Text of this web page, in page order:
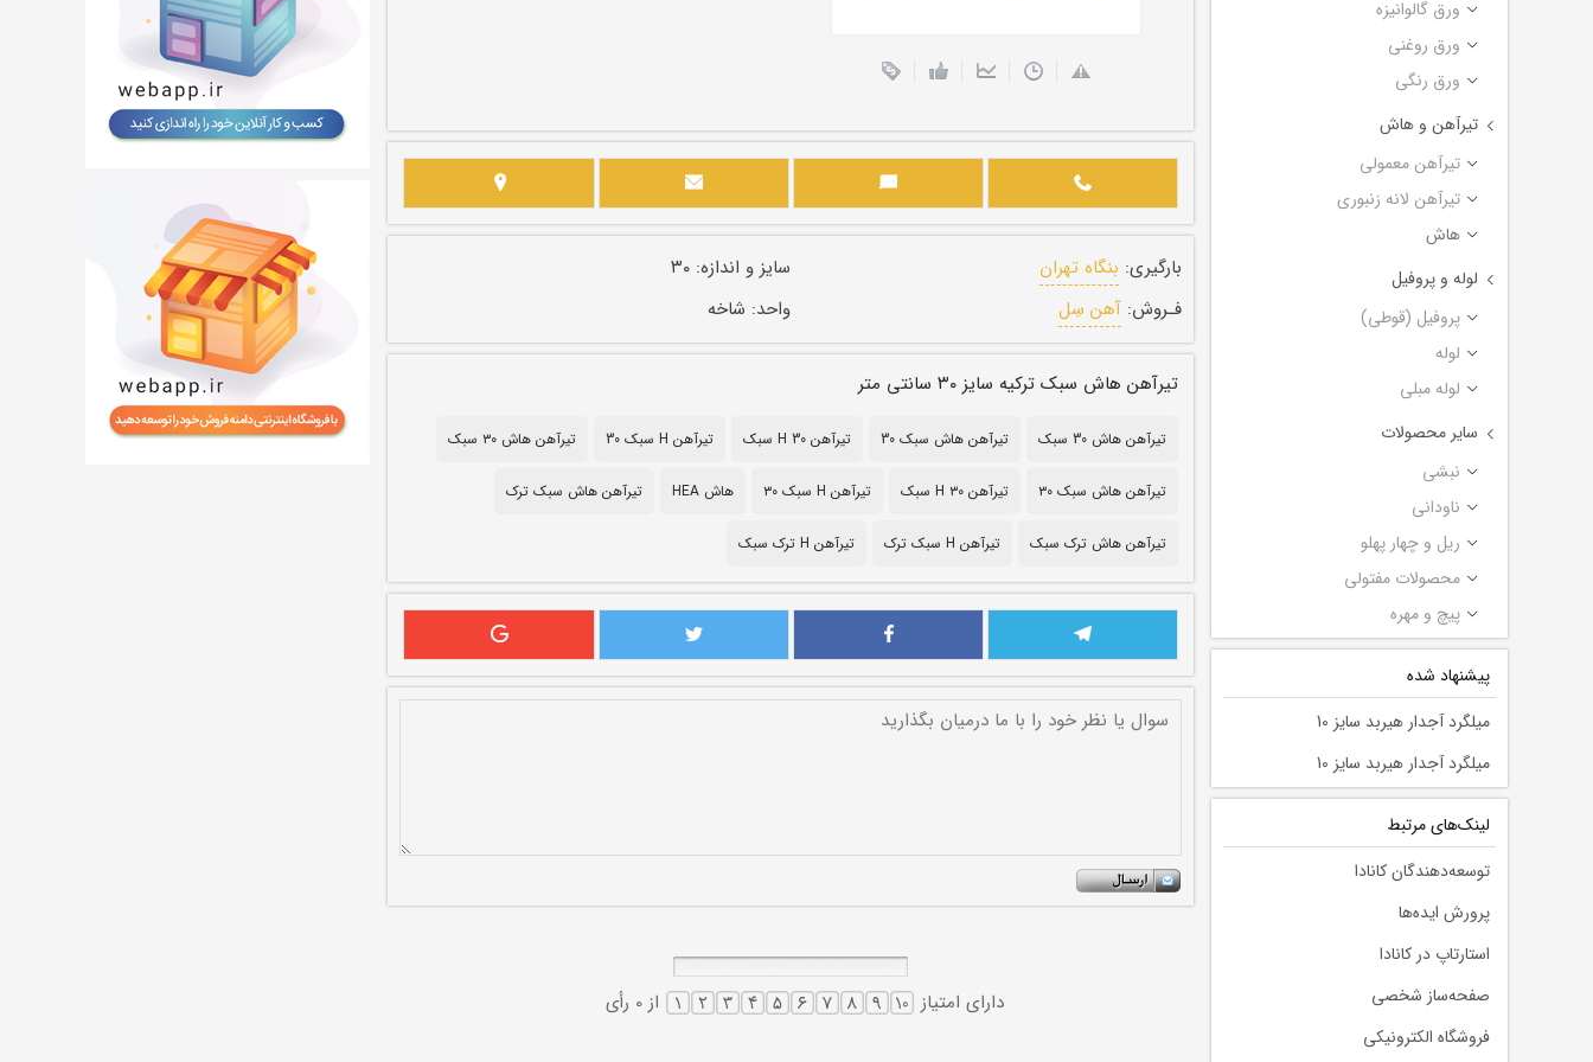
ورق گالوانیزه
ورق روغنی
ورق رنگی
تیرآهن و هاش
تیرآهن معمولی
تیرآهن لانه زنبوری
هاش
لوله و پروفیل
پروفیل (قوطی)
لوله
لوله مبلی
سایر محصولات
نبشی
ناودانی
ریل و چهار پهلو
محصولات مفتولی
پیچ و مهره
پیشنهاد شده
میلگرد آجدار هیربد سایز 10
میلگرد آجدار هیربد سایز 10
لينك‌های مرتبط
توسعه‌دهندگان کانادا
پرورش ایده‌ها
استارتاپ در کانادا
صفحه‌ساز شخصی
فروشگاه الکترونیکی
بارگیری: بنگاه تهران
فـروش: آهن سِل
سایز و اندازه: ۳۰
واحد: شاخه
تیرآهن هاش سبک ترکیه سایز ۳۰ سانتی متر
تیرآهن هاش 30 سبک تیرآهن هاش سبک 30 تیرآهن H 30 سبک تیرآهن H سبک 30 تیرآهن هاش ۳۰ سبک
تیرآهن هاش سبک ۳۰ تیرآهن H ۳۰ سبک تیرآهن H سبک ۳۰ هاش HEA تیرآهن هاش سبک ترک
تیرآهن هاش ترک سبک تیرآهن H سبک ترک تیرآهن H ترک سبک
دارای امتیاز از 0 رأی